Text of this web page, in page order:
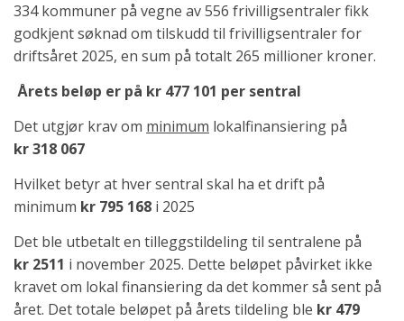
334 kommuner på vegne av 556 frivilligsentraler fikk
godkjent søknad om tilskudd til frivilligsentraler for
driftsåret 2025, en sum på totalt 265 millioner kroner.
Årets beløp er på kr 477 101 per sentral
Det utgjør krav om minimum lokalfinansiering på
kr318 067
Hvilket betyr at hver sentral skal ha et drift på
minimum kr 795 168 i 2025
Det ble utbetalt en tilleggstildeling til sentralene på
kr 2511 i november 2025. Dette beløpet påvirket ikke
kravet om lokal finansiering da det kommer så sent på
året. Det totale beløpet på årets tildeling ble kr 479